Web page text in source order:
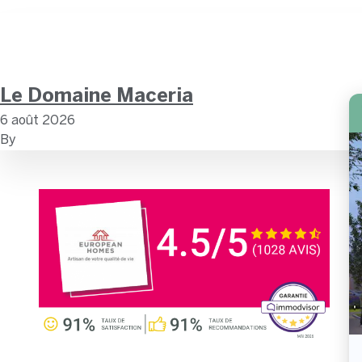
Le Domaine Maceria
6 août 2026
By